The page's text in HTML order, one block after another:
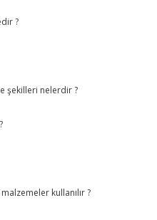
?
şekilleri nelerdir ?
kullanılır ?